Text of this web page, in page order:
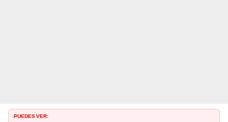
PUEDES VER: